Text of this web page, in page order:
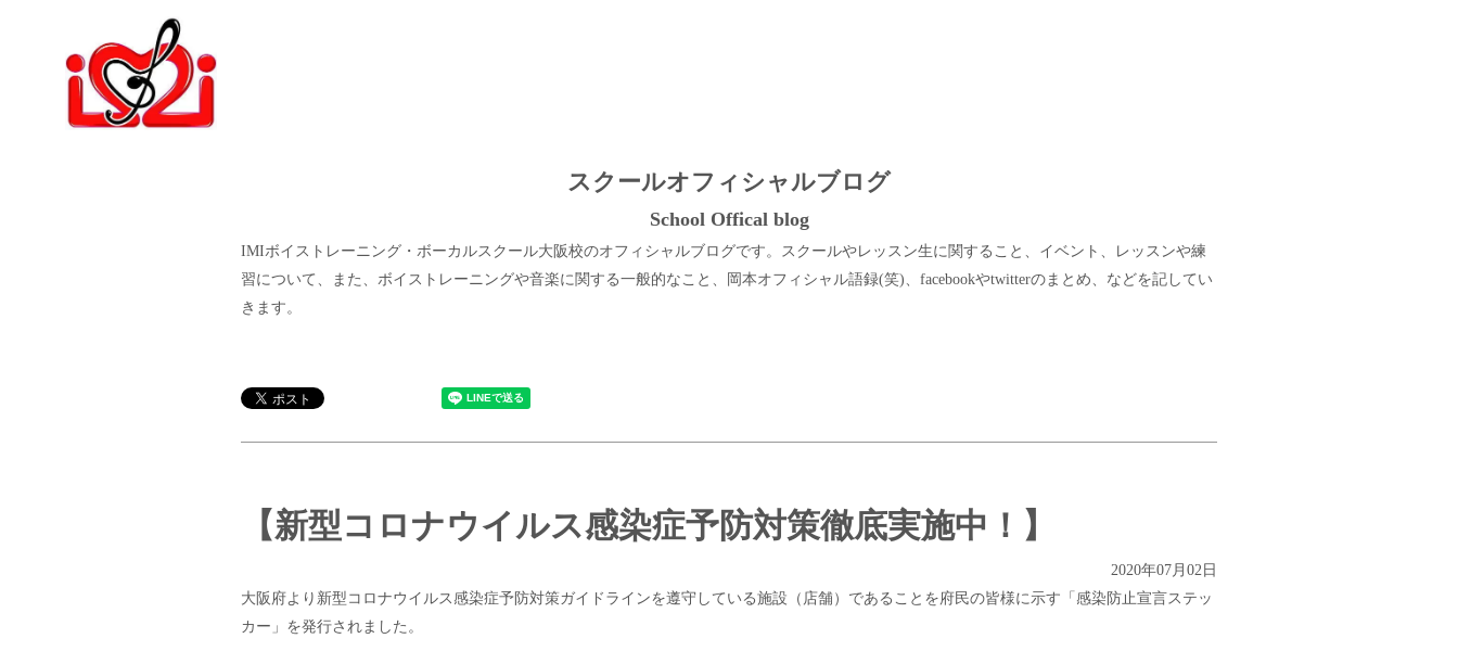
スクールオフィシャルブログ
School Offical blog
IMIボイストレーニング・ボーカルスクール大阪校のオフィシャルブログです。スクールやレッスン生に関すること、イベント、レッスンや練
習について、また、ボイストレーニングや音楽に関する一般的なこと、岡本オフィシャル語録(笑)、facebookやtwitterのまとめ、などを記してい
きます。
【新型コロナウイルス感染症予防対策徹底実施中！】
2020年07月02日
大阪府より新型コロナウイルス感染症予防対策ガイドラインを遵守している施設（店舗）であることを府民の皆様に示す「感染防止宣言ステッ
カー」を発行されました。